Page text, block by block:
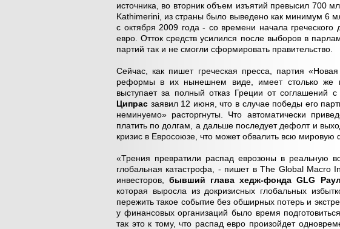
источника, во вторник объем изъятий превысил 700
Kathimerini, из страны было выведено как минимум 6
с октября 2009 года - со времени начала
евро. Отток средств усилился после выборов в
партий так и не смогли сформировать правительство.
Сейчас, как пишет греческая пресса, партия
реформы в их нынешнем виде, имеет столько же
выступает за полный отказ Греции от
Ципрас заявил 12 июня, что в случае победы его
неминуемо» расторгнуты. Что автоматически
платить по долгам, а дальше последует дефолт и
кризис в Евросоюзе, что может обвалить всю мировую
«Трения превратили распад еврозоны в реальную
глобальная катастрофа, - пишет в The Global Macro
инвесторов,бывший глава хедж-фонда GLG
которая выросла из докризисных глобальных
пережить такое событие без обширных потерь и
у финансовых организаций было время
так это к тому, что распад евро произойдет